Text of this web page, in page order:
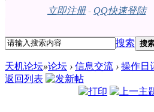
立即注册- QQ快速登陆
搜索 搜
天机论坛»论坛 › 信息交流 › 操作日
返回列表